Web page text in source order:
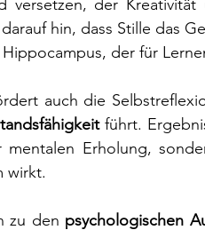
versetzen, der
hin, dass Stille das
der für
auch die
führt.
mentalen Erholung,
wirkt.
zu den psychologischen